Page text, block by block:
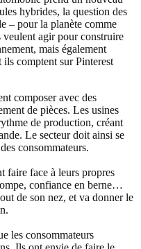
hybrides, la question des
– pour la planète comme
veulent agir pour construire
mais également
comptent sur Pinterest
composer avec des
de pièces. Les usines
de production, créant
Le secteur doit ainsi se
consommateurs.
faire face à leurs propres
confiance en berne…
de son nez, et va donner le
les consommateurs